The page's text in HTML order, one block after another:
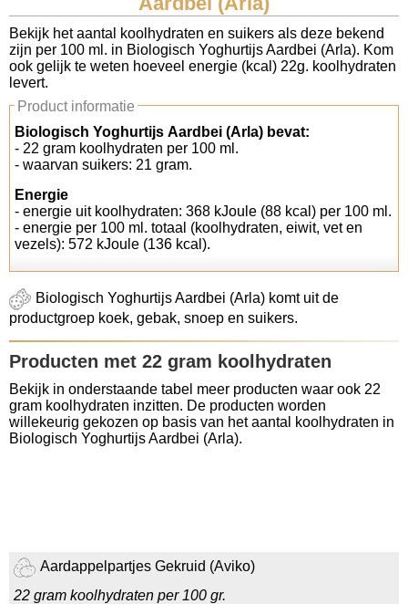
Koolhydraten tellen
Links
Bekijk het aantal koolhydraten en suikers als deze bekend
zijn per 100 ml. in Biologisch Yoghurtijs Aardbei (Arla). Kom
ook gelijk te weten hoeveel energie (kcal) 22g. koolhydraten
levert.
Product informatie
Biologisch Yoghurtijs Aardbei (Arla) bevat:
- 22 gram koolhydraten per 100 ml.
- waarvan suikers: 21 gram.
Energie
- energie uit koolhydraten: 368 kJoule (88 kcal) per 100 ml.
- energie per 100 ml. totaal (koolhydraten, eiwit, vet en
vezels): 572 kJoule (136 kcal).
Biologisch Yoghurtijs Aardbei (Arla) komt uit de
productgroep koek, gebak, snoep en suikers.
Producten met 22 gram koolhydraten
Bekijk in onderstaande tabel meer producten waar ook 22
gram koolhydraten inzitten. De producten worden
willekeurig gekozen op basis van het aantal koolhydraten in
Biologisch Yoghurtijs Aardbei (Arla).
Aardappelpartjes Gekruid (Aviko)
22 gram koolhydraten per 100 gr.